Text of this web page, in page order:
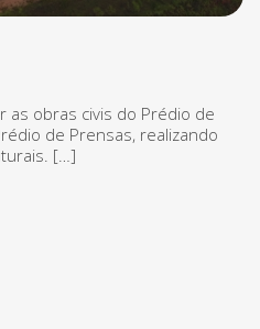
as obras civis do Prédio de
de Prensas, realizando
[…]